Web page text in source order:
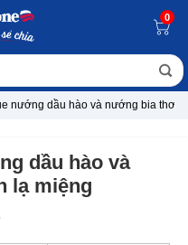
0
nướng dầu hào và nướng bia thơm
dầu hào và
lạ miệng